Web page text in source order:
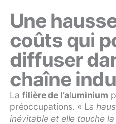
Une
coûts qui
diffuser
chaîne
La filière de l’aluminium
préoccupations. « La
inévitable et elle touche